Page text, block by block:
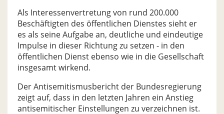
Als Interessenvertretung von rund 200.000
Beschäftigten des öffentlichen Dienstes sieht er
es als seine Aufgabe an, deutliche und eindeutige
Impulse in dieser Richtung zu setzen - in den
öffentlichen Dienst ebenso wie in die Gesellschaft
insgesamt wirkend.
Der Antisemitismusbericht der Bundesregierung
zeigt auf, dass in den letzten Jahren ein Anstieg
antisemitischer Einstellungen zu verzeichnen ist.